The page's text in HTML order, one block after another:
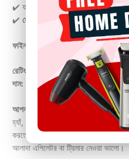
✔️ যারা
ট্রাভেল ফ্রেন্ডলিগ্রুমিং ডিভাইস
✔️সেনসিটিভ স্কিন এর মালিকরা যারা
ফাইনাল ভার্ডিক্ট
রেটিং: ⭐⭐⭐⭐ (৪/৫)
দাম: ১২০০-১৬০০ টাকা
আপনার কেনা কি ঠিক হবে?
হ্যাঁ, যদি আপনি একটি
কমপ্যাক্ট,
করতে পারে, তাহলে
আলাদা এপিলেটর বা ট্রিমার নেওয়া ভালো।